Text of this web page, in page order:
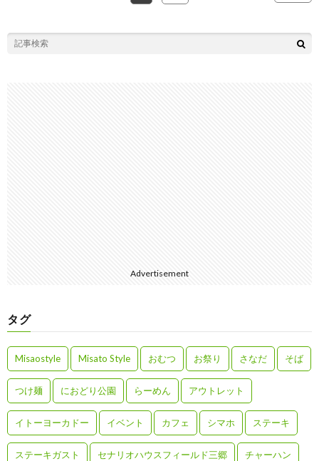
Advertisement
タグ
Misaostyle Misato Style おむつ お祭り さなだ そば
つけ麺 におどり公園 らーめん アウトレット
イトーヨーカドー イベント カフェ シマホ ステーキ
ステーキガスト セナリオハウスフィールド三郷 チャーハン